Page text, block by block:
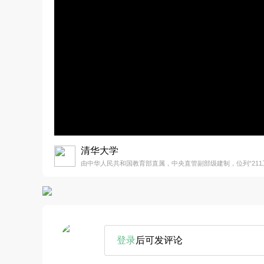
清华大学
由中华人民共和国教育部直属，中央直管副部级建制，位列“211
登录后可发评论